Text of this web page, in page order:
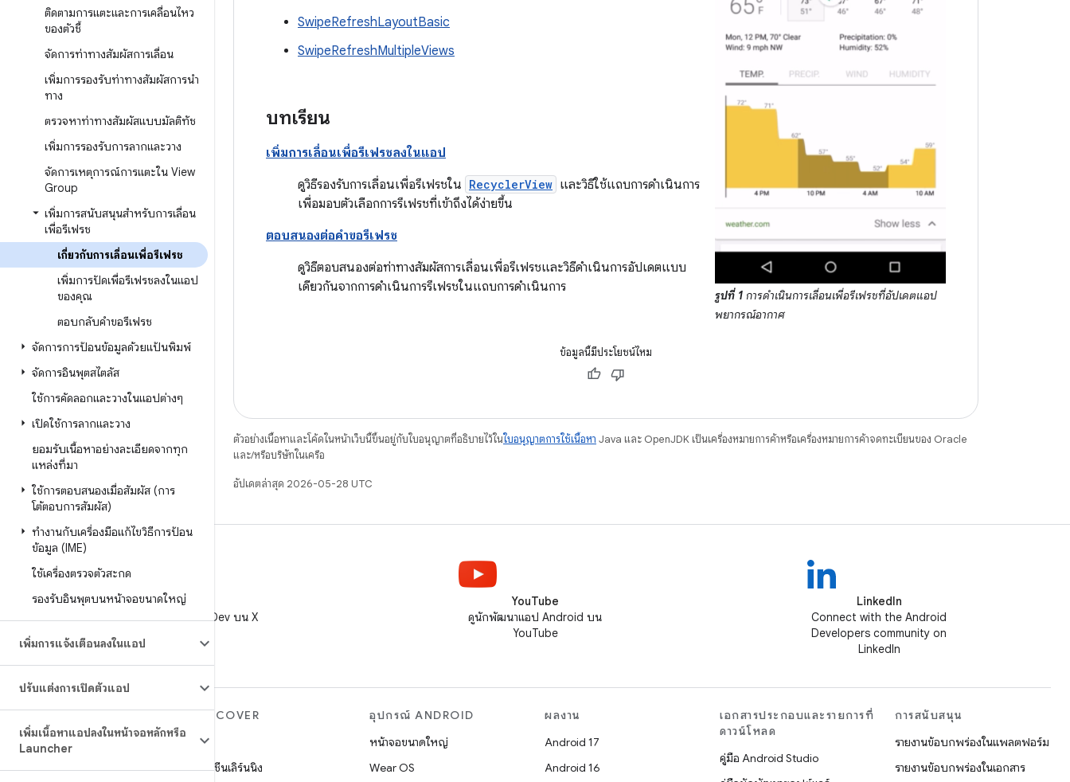
ติดตามการแตะและการเคลื่อนไหว
ของตัวชี้
จัดการท่าทางสัมผัสการเลื่อน
เพิ่มการรองรับท่าทางสัมผัสการนำ
ทาง
ตรวจหาท่าทางสัมผัสแบบมัลติทัช
เพิ่มการรองรับการลากและวาง
จัดการเหตุการณ์การแตะใน View
Group
เพิ่มการสนับสนุนสำหรับการเลื่อน
เพื่อรีเฟรช
เกี่ยวกับการเลื่อนเพื่อรีเฟรช
เพิ่มการปัดเพื่อรีเฟรชลงในแอป
ของคุณ
ตอบกลับคำขอรีเฟรช
จัดการการป้อนข้อมูลด้วยแป้นพิมพ์
จัดการอินพุตสไตลัส
ใช้การคัดลอกและวางในแอปต่างๆ
เปิดใช้การลากและวาง
ยอมรับเนื้อหาอย่างละเอียดจากทุก
แหล่งที่มา
ใช้การตอบสนองเมื่อสัมผัส (การ
โต้ตอบการสัมผัส)
ทำงานกับเครื่องมือแก้ไขวิธีการป้อน
ข้อมูล (IME)
ใช้เครื่องตรวจตัวสะกด
รองรับอินพุตบนหน้าจอขนาดใหญ่
เพิ่มการแจ้งเตือนลงในแอป
ปรับแต่งการเปิดตัวแอป
เพิ่มเนื้อหาแอปลงในหน้าจอหลักหรือ
Launcher
รูปที่ 1 การดำเนินการเลื่อนเพื่อรีเฟรชที่อัปเดตแอป
พยากรณ์อากาศ
SwipeRefreshLayoutBasic
SwipeRefreshMultipleViews
บทเรียน
เพิ่มการเลื่อนเพื่อรีเฟรชลงในแอป
ดูวิธีรองรับการเลื่อนเพื่อรีเฟรชใน RecyclerView และวิธีใช้แถบการดำเนินการ
เพื่อมอบตัวเลือกการรีเฟรชที่เข้าถึงได้ง่ายขึ้น
ตอบสนองต่อคำขอรีเฟรช
ดูวิธีตอบสนองต่อท่าทางสัมผัสการเลื่อนเพื่อรีเฟรชและวิธีดำเนินการอัปเดตแบบ
เดียวกันจากการดำเนินการรีเฟรชในแถบการดำเนินการ
ข้อมูลนี้มีประโยชน์ไหม
ตัวอย่างเนื้อหาและโค้ดในหน้าเว็บนี้ขึ้นอยู่กับใบอนุญาตที่อธิบายไว้ในใบอนุญาตการใช้เนื้อหา Java และ OpenJDK เป็นเครื่องหมายการค้าหรือเครื่องหมายการค้าจดทะเบียนของ Oracle
และ/หรือบริษัทในเครือ
อัปเดตล่าสุด 2026-05-28 UTC
ติดตาม @AndroidDev บน X
YouTube
ดูนักพัฒนาแอป Android บน
YouTube
LinkedIn
Connect with the Android
Developers community on
LinkedIn
ANDROID เพิ่มเติม
Android
Android สำหรับองค์กร
DISCOVER
เกม
แมชชีนเลิร์นนิง
อุปกรณ์ ANDROID
หน้าจอขนาดใหญ่
Wear OS
ผลงาน
Android 17
Android 16
เอกสารประกอบและรายการที่
ดาวน์โหลด
คู่มือ Android Studio
การสนับสนุน
รายงานข้อบกพร่องในแพลตฟอร์ม
รายงานข้อบกพร่องในเอกสาร